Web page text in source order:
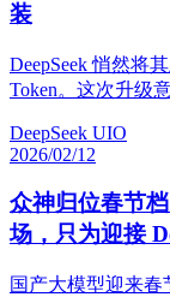
装
DeepSeek 悄然将
Token。这次升级
DeepSeek UIO
2026/02/12
众神归位春节
场，只为迎接
国产大模型迎来春